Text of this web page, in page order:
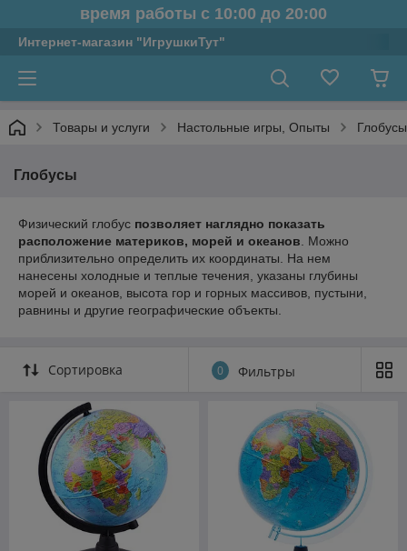
время работы с 10:00 до 20:00
Интернет-магазин "ИгрушкиТут"
Товары и услуги Настольные игры, Опыты Глобусы
Глобусы
Физический глобус позволяет наглядно показать
расположение материков, морей и океанов . Можно
приблизительно определить их координаты. На нем
нанесены холодные и теплые течения, указаны глубины
морей и океанов, высота гор и горных массивов, пустыни,
равнины и другие географические объекты.
Сортировка 0 Фильтры